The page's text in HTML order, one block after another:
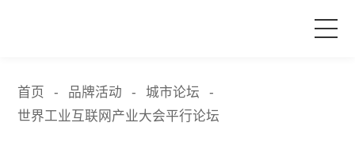
首页 - 品牌活动 - 城市论坛
-
世界工业互联网产业大会平行论坛